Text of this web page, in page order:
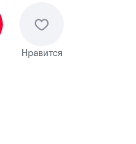
Нравится